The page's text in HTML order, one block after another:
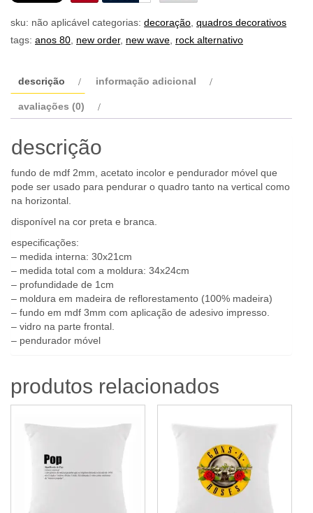
music
complete
sku: não aplicável categorias: decoração quadros decorativos
tags: anos 80 new order, new wave rock alternativo
descrição informação adicional
avaliações (0)
descrição
fundo de mdf 2mm, acetato incolor e pendurador móvel que
pode ser usado para pendurar o quadro tanto na vertical como
na horizontal.
disponível na cor preta e branca.
especificações:
– medida interna: 30x21cm
– medida total com a moldura: 34x24cm
– profundidade de 1cm
– moldura em madeira de reflorestamento (100% madeira)
– fundo em mdf 3mm com aplicação de adesivo impresso.
– vidro na parte frontal.
– pendurador móvel
produtos relacionados